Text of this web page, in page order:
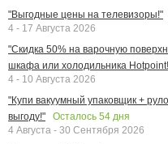
"Выгодные цены на телевизоры!"
4 - 17 Августа 2026
"Скидка 50% на варочную
шкафа или холодильника
4 - 10 Августа 2026
"Купи вакуумный упаковщик +
выгоду!"
Осталось 54 дня
4 Августа - 30 Сентября 2026